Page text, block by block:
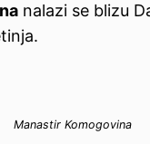
nalazi se blizu
Manastir Komogovina